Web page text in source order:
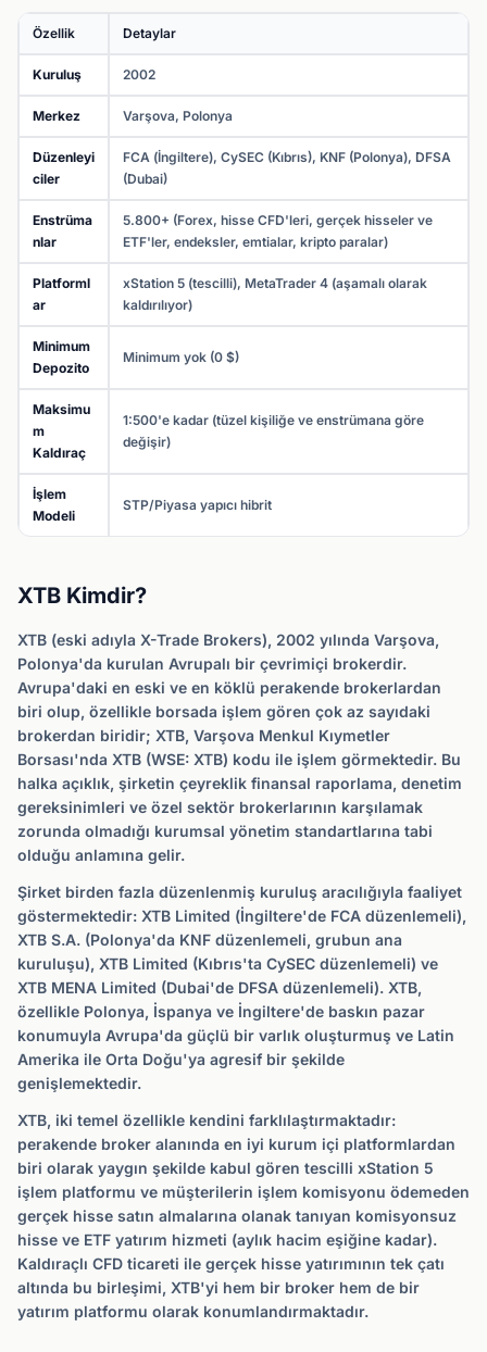
Özellik Detaylar
Kuruluş 2002
Merkez Varşova, Polonya
Düzenleyi
ciler
FCA (İngiltere), CySEC (Kıbrıs), KNF (Polonya), DFSA
(Dubai)
Enstrüma
nlar
5.800+ (Forex, hisse CFD'leri, gerçek hisseler ve
ETF'ler, endeksler, emtialar, kripto paralar)
Platforml
ar
xStation 5 (tescilli), MetaTrader 4 (aşamalı olarak
kaldırılıyor)
Minimum
Depozito
Minimum yok (0 $)
Maksimu
m
Kaldıraç
1:500'e kadar (tüzel kişiliğe ve enstrümana göre
değişir)
İşlem
Modeli
STP/Piyasa yapıcı hibrit
XTB Kimdir?
XTB (eski adıyla X-Trade Brokers), 2002 yılında Varşova,
Polonya'da kurulan Avrupalı bir çevrimiçi brokerdir.
Avrupa'daki en eski ve en köklü perakende brokerlardan
biri olup, özellikle borsada işlem gören çok az sayıdaki
brokerdan biridir; XTB, Varşova Menkul Kıymetler
Borsası'nda XTB (WSE: XTB) kodu ile işlem görmektedir. Bu
halka açıklık, şirketin çeyreklik finansal raporlama, denetim
gereksinimleri ve özel sektör brokerlarının karşılamak
zorunda olmadığı kurumsal yönetim standartlarına tabi
olduğu anlamına gelir.
Şirket birden fazla düzenlenmiş kuruluş aracılığıyla faaliyet
göstermektedir: XTB Limited (İngiltere'de FCA düzenlemeli),
XTB S.A. (Polonya'da KNF düzenlemeli, grubun ana
kuruluşu), XTB Limited (Kıbrıs'ta CySEC düzenlemeli) ve
XTB MENA Limited (Dubai'de DFSA düzenlemeli). XTB,
özellikle Polonya, İspanya ve İngiltere'de baskın pazar
konumuyla Avrupa'da güçlü bir varlık oluşturmuş ve Latin
Amerika ile Orta Doğu'ya agresif bir şekilde
genişlemektedir.
XTB, iki temel özellikle kendini farklılaştırmaktadır:
perakende broker alanında en iyi kurum içi platformlardan
biri olarak yaygın şekilde kabul gören tescilli xStation 5
işlem platformu ve müşterilerin işlem komisyonu ödemeden
gerçek hisse satın almalarına olanak tanıyan komisyonsuz
hisse ve ETF yatırım hizmeti (aylık hacim eşiğine kadar).
Kaldıraçlı CFD ticareti ile gerçek hisse yatırımının tek çatı
altında bu birleşimi, XTB'yi hem bir broker hem de bir
yatırım platformu olarak konumlandırmaktadır.